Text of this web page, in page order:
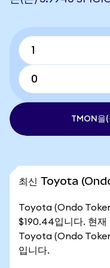
TMON을(
최신 Toyota
Toyota (Ondo
$190.44입니다. 현
Toyota (Ondo
입니다.